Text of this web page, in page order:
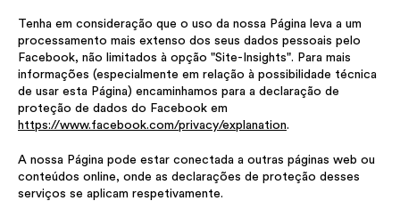
Tenha em consideração que o uso da nossa Página leva a um
processamento mais extenso dos seus dados pessoais pelo
Facebook, não limitados à opção "Site-Insights". Para mais
informações (especialmente em relação à possibilidade técnica
de usar esta Página) encaminhamos para a declaração de
proteção de dados do Facebook em
https://www.facebook.com/privacy/explanation.
A nossa Página pode estar conectada a outras páginas web ou
conteúdos online, onde as declarações de proteção desses
serviços se aplicam respetivamente.